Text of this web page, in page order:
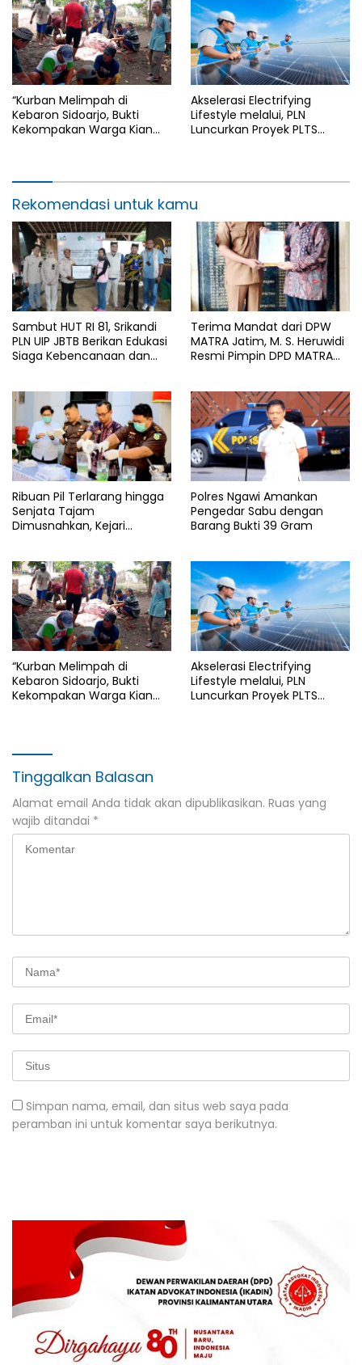
Kejahatan
“Kurban Melimpah di
Kebaron Sidoarjo, Bukti
Kekompakan Warga Kian
Akselerasi Electrifying
Lifestyle melalui, PLN
Luncurkan Proyek PLTS
GIGA ONE
Rekomendasi untuk kamu
Sambut HUT RI 81, Srikandi
PLN UIP JBTB Berikan Edukasi
Siaga Kebencanaan dan
Bencana di Kampung Aren
Simacan Banyuwangi
Terima Mandat dari DPW
MATRA Jatim, M. S. Heruwidi
Resmi Pimpin DPD MATRA
Ribuan Pil Terlarang hingga
Senjata Tajam
Dimusnahkan, Kejari
Kejahatan
Polres Ngawi Amankan
Pengedar Sabu dengan
Barang Bukti 39 Gram
“Kurban Melimpah di
Kebaron Sidoarjo, Bukti
Kekompakan Warga Kian
Akselerasi Electrifying
Lifestyle melalui, PLN
Luncurkan Proyek PLTS
Tinggalkan Balasan
Alamat email Anda tidak akan dipublikasikan. Ruas yang
wajib ditandai *
Simpan nama, email, dan situs web saya pada
peramban ini untuk komentar saya berikutnya.